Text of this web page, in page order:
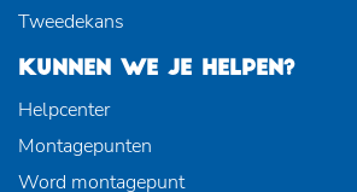
Tweedekans
KUNNEN WE JE HELPEN?
Helpcenter
Montagepunten
Word montagepunt